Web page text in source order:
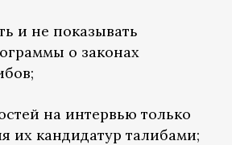
и не показывать
о законах
на интервью только
их кандидатур талибами;